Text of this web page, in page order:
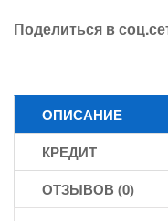
Поделиться в
ОПИСАНИЕ
КРЕДИТ
ОТЗЫВОВ (0)